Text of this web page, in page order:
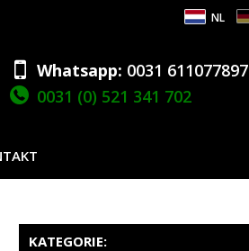
NL
Whatsapp: 0031 611077897
0031 (0) 521 341 702
KATEGORIE: